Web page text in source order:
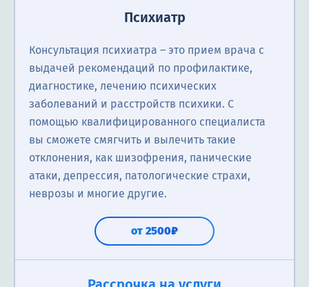
Психиатр
Консультация психиатра ― это прием врача с
выдачей рекомендаций по профилактике,
диагностике, лечению психических
заболеваний и расстройств психики. С
помощью квалифицированного специалиста
вы сможете смягчить и вылечить такие
отклонения, как шизофрения, панические
атаки, депрессия, патологические страхи,
неврозы и многие другие.
от 2500₽